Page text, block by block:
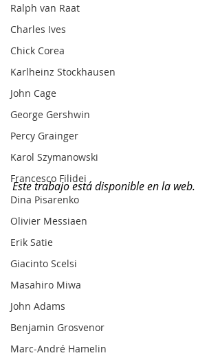
Ralph van Raat
Charles Ives
Chick Corea
Karlheinz Stockhausen
John Cage
George Gershwin
Percy Grainger
Karol Szymanowski
Francesco Filidei
Dina Pisarenko
Olivier Messiaen
Erik Satie
Giacinto Scelsi
Masahiro Miwa
John Adams
Benjamin Grosvenor
Marc-André Hamelin
Este trabajo está disponible en la web.